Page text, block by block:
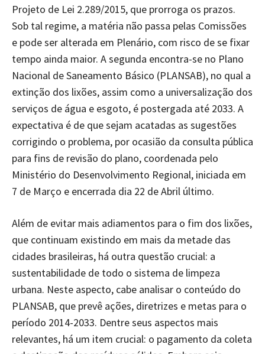
Projeto de Lei 2.289/2015, que prorroga os prazos.
Sob tal regime, a matéria não passa pelas Comissões
e pode ser alterada em Plenário, com risco de se fixar
tempo ainda maior. A segunda encontra-se no Plano
Nacional de Saneamento Básico (PLANSAB), no qual a
extinção dos lixões, assim como a universalização dos
serviços de água e esgoto, é postergada até 2033. A
expectativa é de que sejam acatadas as sugestões
corrigindo o problema, por ocasião da consulta pública
para fins de revisão do plano, coordenada pelo
Ministério do Desenvolvimento Regional, iniciada em
7 de Março e encerrada dia 22 de Abril último.
Além de evitar mais adiamentos para o fim dos lixões,
que continuam existindo em mais da metade das
cidades brasileiras, há outra questão crucial: a
sustentabilidade de todo o sistema de limpeza
urbana. Neste aspecto, cabe analisar o conteúdo do
PLANSAB, que prevê ações, diretrizes e metas para o
período 2014-2033. Dentre seus aspectos mais
relevantes, há um item crucial: o pagamento da coleta